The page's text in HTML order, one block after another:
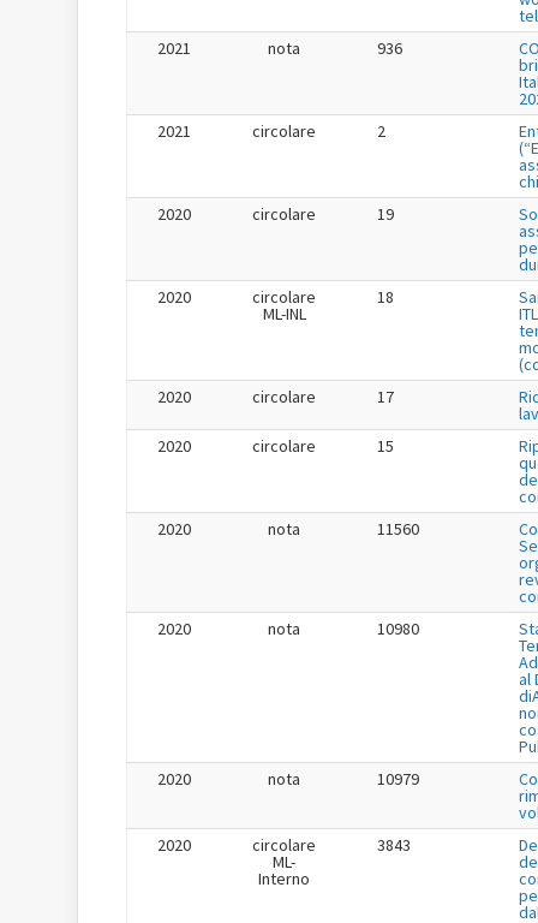
2021
nota 936
2021
circolare 2
2020
circolare 19
2020
circolare
ML-INL
18
2020
circolare 17
2020
circolare 15
2020
nota 11560
2020
nota 10980
al
2020
nota 10979
2020
circolare
ML-
Interno
3843